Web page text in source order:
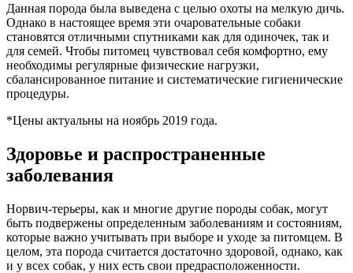
Данная порода была выведена с целью охоты на мелкую дичь.
Однако в настоящее время эти очаровательные собаки
становятся отличными спутниками как для одиночек, так и
для семей. Чтобы питомец чувствовал себя комфортно, ему
необходимы регулярные физические нагрузки,
сбалансированное питание и систематические гигиенические
процедуры.
*Цены актуальны на ноябрь 2019 года.
Здоровье и распространенные
заболевания
Норвич-терьеры, как и многие другие породы собак, могут
быть подвержены определенным заболеваниям и состояниям,
которые важно учитывать при выборе и уходе за питомцем. В
целом, эта порода считается достаточно здоровой, однако, как
и у всех собак, у них есть свои предрасположенности.